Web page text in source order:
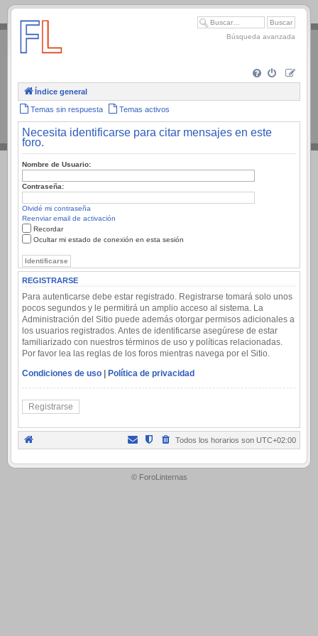
.
Búsqueda avanzada
Índice general
Temas sin respuesta Temas activos
Necesita identificarse para citar mensajes en este
foro.
Nombre de Usuario:
Contraseña:
Olvidé mi contraseña
Reenviar email de activación
Recordar
Ocultar mi estado de conexión en esta sesión
REGISTRARSE
Para autenticarse debe estar registrado. Registrarse tomará solo unos
pocos segundos y le permitirá un amplio acceso al sistema. La
Administración del Sitio puede además otorgar permisos adicionales a
los usuarios registrados. Antes de identificarse asegúrese de estar
familiarizado con nuestros términos de uso y políticas relacionadas.
Por favor lea las reglas de los foros mientras navega por el Sitio.
Condiciones de uso | Política de privacidad
Registrarse
Todos los horarios son UTC+02:00
.
© ForoLinternas